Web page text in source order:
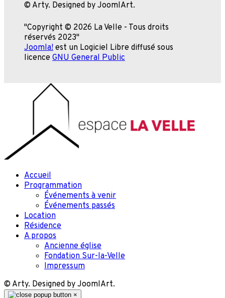
© Arty. Designed by JoomlArt.
"Copyright © 2026 La Velle - Tous droits
réservés 2023"
Joomla! est un Logiciel Libre diffusé sous
licence GNU General Public
Accueil
Programmation
Événements à venir
Événements passés
Location
Résidence
A propos
Ancienne église
Fondation Sur-la-Velle
Impressum
© Arty. Designed by JoomlArt.
×